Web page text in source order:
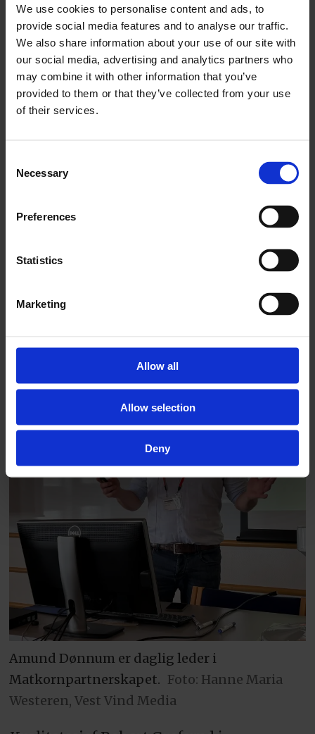
We use cookies to personalise content and ads, to
provide social media features and to analyse our traffic.
We also share information about your use of our site with
our social media, advertising and analytics partners who
may combine it with other information that you’ve
provided to them or that they’ve collected from your use
of their services.
Selection
Necessary
Preferences
Statistics
Marketing
Allow all
Allow selection
Deny
det kan også skyldes andre ting, som for
eksempel soppangrep. Dette vil vi jobbe
videre med, fortalte hun.
Kommunikasjon og
Daglig leder i Matkornpartnerskapet,
Amund Dønnum, fortalte om arbeidet
med å sikre markedstilpasset norsk
– Vi må samle oss og jobbe
kunnskapsbasert på flere arenaer, slo
Amund Dønnum er daglig leder i
Matkornpartnerskapet. Foto: Hanne Maria
Westeren, Vest Vind Media